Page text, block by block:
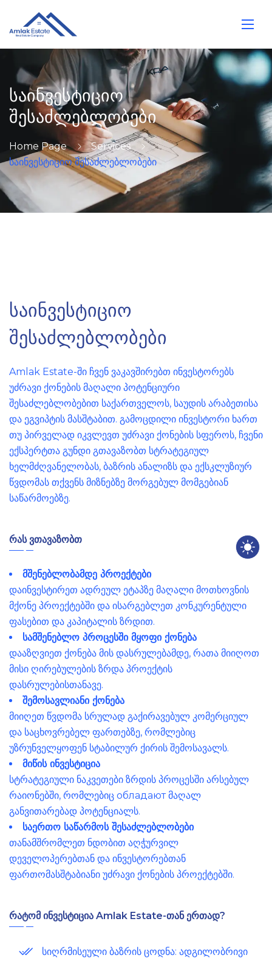
საინვესტიციო
შესაძლებლობები
Home Page
Services
საინვესტიციო შესაძლებლობები
საინვესტიციო
შესაძლებლობები
Amlak Estate-ში ჩვენ ვაკავშირებთ ინვესტორებს
უძრავი ქონების მაღალი პოტენციური
შესაძლებლობებით საქართველოს, საუდის არაბეთისა
და ეგვიპტის მასშტაბით. გამოცდილი ინვესტორი ხართ
თუ პირველად იკვლევთ უძრავი ქონების სფეროს, ჩვენი
ექსპერტთა გუნდი გთავაზობთ სტრატეგიულ
ხელმძღვანელობას, ბაზრის ანალიზს და ექსკლუზიურ
წვდომას თქვენს მიზნებზე მორგებულ მომგებიან
საწარმოებზე.
რას ვთავაზობთ
მშენებლობამდე პროექტები
დაინვესტირეთ ადრეულ ეტაპზე მაღალი მოთხოვნის
მქონე პროექტებში და ისარგებლეთ კონკურენტული
ფასებით და კაპიტალის ზრდით.
სამშენებლო პროცესში მყოფი ქონება
დააზღვიეთ ქონება მის დასრულებამდე, რათა მიიღოთ
მისი ღირებულების ზრდა პროექტის
დასრულებისთანავე.
შემოსავლიანი ქონება
მიიღეთ წვდომა სრულად გაქირავებულ კომერციულ
და საცხოვრებელ ფართებზე, რომლებიც
უზრუნველყოფენ სტაბილურ ქირის შემოსავალს.
მიწის ინვესტიცია
სტრატეგიული ნაკვეთები ზრდის პროცესში არსებულ
რაიონებში, რომლებიც обладают მაღალ
განვითარებად პოტენციალს.
საერთო საწარმოს შესაძლებლობები
თანამშრომლეთ ნდობით აღჭურვილ
დეველოპერებთან და ინვესტორებთან
ფართომასშტაბიანი უძრავი ქონების პროექტებში.
რატომ ინვესტიცია Amlak Estate-თან ერთად?
სიღრმისეული ბაზრის ცოდნა: ადგილობრივი